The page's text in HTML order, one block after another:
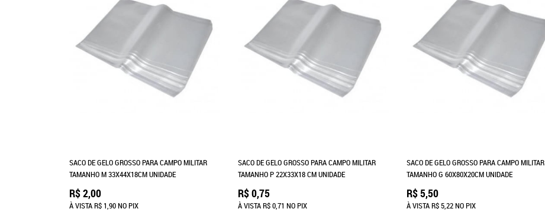
SACO DE GELO GROSSO PARA CAMPO MILITAR
TAMANHO M 33X44X18CM UNIDADE
R$ 2,00
À VISTAR$ 1,90NO PIX
SACO DE GELO GROSSO PARA CAMPO MILITAR
TAMANHO P 22X33X18 CM UNIDADE
R$ 0,75
À VISTAR$ 0,71 NO PIX
SACO DE GELO GROSSO PARA CAMPO MILITAR
TAMANHO G 60X80X20CM UNIDADE
R$ 5,50
À VISTAR$ 5,22NO PIX